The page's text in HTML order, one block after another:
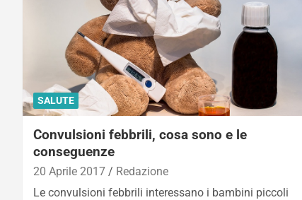
SALUTE
Convulsioni febbrili, cosa sono e le
conseguenze
20 Aprile 2017
Redazione
Le convulsioni febbrili interessano i bambini piccoli